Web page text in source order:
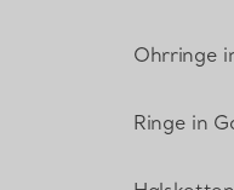
Ohrringe
Ringe in